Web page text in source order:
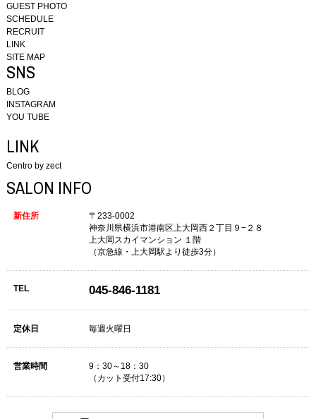
GUEST PHOTO
SCHEDULE
RECRUIT
LINK
SITE MAP
SNS
BLOG
INSTAGRAM
YOU TUBE
LINK
Centro by zect
SALON INFO
新住所
〒233-0002
神奈川県横浜市港南区上大岡西２丁目９−２８
上大岡スカイマンション １階
（京急線・上大岡駅より徒歩3分）
TEL 045-846-1181
定休日 毎週火曜日
営業時間
9：30～18：30
（カット受付17:30）